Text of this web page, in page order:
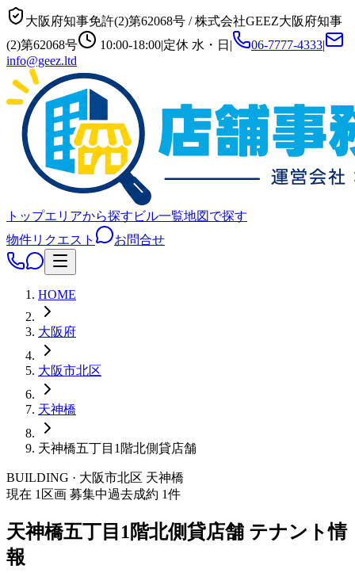
大阪府知事免許(2)第62068号 /株式会社GEEZ大阪府知事
(2)第62068号
10:00-18:00|定休 水・日 | 06-7777-4333|
info@geez.ltd
トップエリアから探す ビル一覧地図で探す
物件リクエスト
お問合せ
HOME
大阪府
大阪市北区
天神橋
天神橋五丁目1階北側貸店舗
BUILDING · 大阪市北区 天神橋
現在 1 区画 募集中過去成約 1件
天神橋五丁目1階北側貸店舗 テナント情
報